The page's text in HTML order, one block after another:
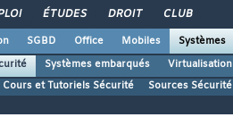
ÉTUDES DROIT CLUB
SGBD Office Mobiles
Systèmes
Systèmes embarqués Virtualisation
Cours et Tutoriels Sécurité Sources Sécurité